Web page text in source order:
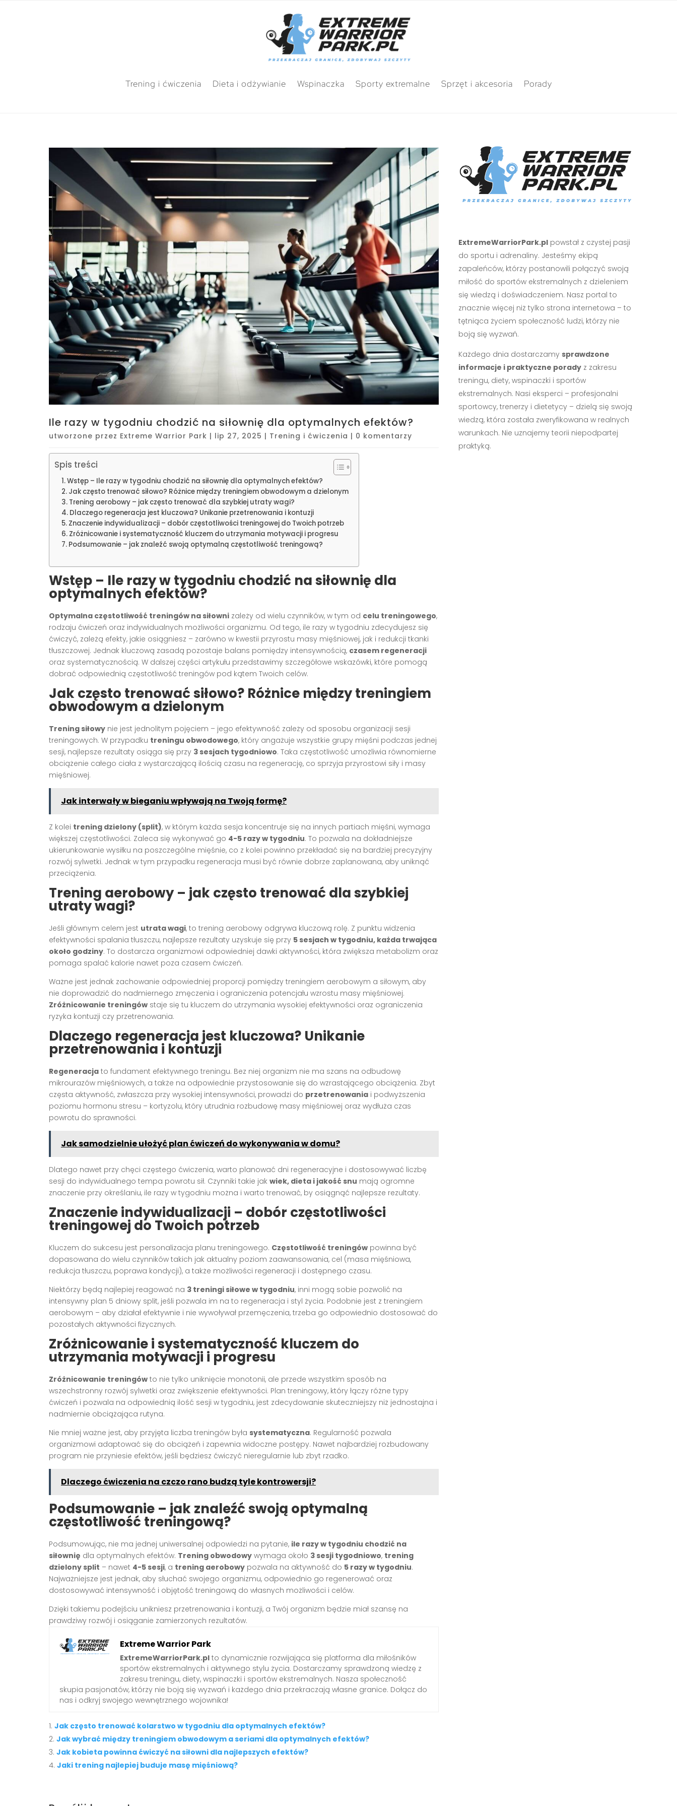
Trening i ćwiczenia Dieta i odżywianie Wspinaczka Sporty extremalne Sprzęt i akcesoria Porady
Ile razy w tygodniu chodzić na siłownię dla optymalnych efektów?
utworzone przez Extreme Warrior Park | lip 27, 2025 | Trening i ćwiczenia | 0 komentarzy
Spis treści
Wstęp – Ile razy w tygodniu chodzić na siłownię dla optymalnych efektów?
Jak często trenować siłowo? Różnice między treningiem obwodowym a dzielonym
Trening aerobowy – jak często trenować dla szybkiej utraty wagi?
Dlaczego regeneracja jest kluczowa? Unikanie przetrenowania i kontuzji
Znaczenie indywidualizacji – dobór częstotliwości treningowej do Twoich potrzeb
Zróżnicowanie i systematyczność kluczem do utrzymania motywacji i progresu
Podsumowanie – jak znaleźć swoją optymalną częstotliwość treningową?
Wstęp – Ile razy w tygodniu chodzić na siłownię dla
optymalnych efektów?
Optymalna częstotliwość treningów na siłowni zależy od wielu czynników, w tym od celu treningowego,
rodzaju ćwiczeń oraz indywidualnych możliwości organizmu. Od tego, ile razy w tygodniu zdecydujesz się
ćwiczyć, zależą efekty, jakie osiągniesz – zarówno w kwestii przyrostu masy mięśniowej, jak i redukcji tkanki
tłuszczowej. Jednak kluczową zasadą pozostaje balans pomiędzy intensywnością, czasem regeneracji
oraz systematycznością. W dalszej części artykułu przedstawimy szczegółowe wskazówki, które pomogą
dobrać odpowiednią częstotliwość treningów pod kątem Twoich celów.
Jak często trenować siłowo? Różnice między treningiem
obwodowym a dzielonym
Trening siłowy nie jest jednolitym pojęciem – jego efektywność zależy od sposobu organizacji sesji
treningowych. W przypadku treningu obwodowego, który angażuje wszystkie grupy mięśni podczas jednej
sesji, najlepsze rezultaty osiąga się przy 3 sesjach tygodniowo. Taka częstotliwość umożliwia równomierne
obciążenie całego ciała z wystarczającą ilością czasu na regenerację, co sprzyja przyrostowi siły i masy
mięśniowej.
Jak interwały w bieganiu wpływają na Twoją formę?
Z kolei trening dzielony (split), w którym każda sesja koncentruje się na innych partiach mięśni, wymaga
większej częstotliwości. Zaleca się wykonywać go 4-5 razy w tygodniu. To pozwala na dokładniejsze
ukierunkowanie wysiłku na poszczególne mięśnie, co z kolei powinno przekładać się na bardziej precyzyjny
rozwój sylwetki. Jednak w tym przypadku regeneracja musi być równie dobrze zaplanowana, aby uniknąć
przeciążenia.
Trening aerobowy – jak często trenować dla szybkiej
utraty wagi?
Jeśli głównym celem jest utrata wagi, to trening aerobowy odgrywa kluczową rolę. Z punktu widzenia
efektywności spalania tłuszczu, najlepsze rezultaty uzyskuje się przy 5 sesjach w tygodniu, każda trwająca
około godziny. To dostarcza organizmowi odpowiedniej dawki aktywności, która zwiększa metabolizm oraz
pomaga spalać kalorie nawet poza czasem ćwiczeń.
Ważne jest jednak zachowanie odpowiedniej proporcji pomiędzy treningiem aerobowym a siłowym, aby
nie doprowadzić do nadmiernego zmęczenia i ograniczenia potencjału wzrostu masy mięśniowej.
Zróżnicowanie treningów staje się tu kluczem do utrzymania wysokiej efektywności oraz ograniczenia
ryzyka kontuzji czy przetrenowania.
Dlaczego regeneracja jest kluczowa? Unikanie
przetrenowania i kontuzji
Regeneracja to fundament efektywnego treningu. Bez niej organizm nie ma szans na odbudowę
mikrourazów mięśniowych, a także na odpowiednie przystosowanie się do wzrastającego obciążenia. Zbyt
częsta aktywność, zwłaszcza przy wysokiej intensywności, prowadzi do przetrenowania i podwyższenia
poziomu hormonu stresu – kortyzolu, który utrudnia rozbudowę masy mięśniowej oraz wydłuża czas
powrotu do sprawności.
Jak samodzielnie ułożyć plan ćwiczeń do wykonywania w domu?
Dlatego nawet przy chęci częstego ćwiczenia, warto planować dni regeneracyjne i dostosowywać liczbę
sesji do indywidualnego tempa powrotu sił. Czynniki takie jak wiek, dieta i jakość snu mają ogromne
znaczenie przy określaniu, ile razy w tygodniu można i warto trenować, by osiągnąć najlepsze rezultaty.
Znaczenie indywidualizacji – dobór częstotliwości
treningowej do Twoich potrzeb
Kluczem do sukcesu jest personalizacja planu treningowego. Częstotliwość treningów powinna być
dopasowana do wielu czynników takich jak aktualny poziom zaawansowania, cel (masa mięśniowa,
redukcja tłuszczu, poprawa kondycji), a także możliwości regeneracji i dostępnego czasu.
Niektórzy będą najlepiej reagować na 3 treningi siłowe w tygodniu, inni mogą sobie pozwolić na
intensywny plan 5 dniowy split, jeśli pozwala im na to regeneracja i styl życia. Podobnie jest z treningiem
aerobowym – aby działał efektywnie i nie wywoływał przemęczenia, trzeba go odpowiednio dostosować do
pozostałych aktywności fizycznych.
Zróżnicowanie i systematyczność kluczem do
utrzymania motywacji i progresu
Zróżnicowanie treningów to nie tylko uniknięcie monotonii, ale przede wszystkim sposób na
wszechstronny rozwój sylwetki oraz zwiększenie efektywności. Plan treningowy, który łączy różne typy
ćwiczeń i pozwala na odpowiednią ilość sesji w tygodniu, jest zdecydowanie skuteczniejszy niż jednostajna i
nadmiernie obciążająca rutyna.
Nie mniej ważne jest, aby przyjęta liczba treningów była systematyczna. Regularność pozwala
organizmowi adaptować się do obciążeń i zapewnia widoczne postępy. Nawet najbardziej rozbudowany
program nie przyniesie efektów, jeśli będziesz ćwiczyć nieregularnie lub zbyt rzadko.
Dlaczego ćwiczenia na czczo rano budzą tyle kontrowersji?
Podsumowanie – jak znaleźć swoją optymalną
częstotliwość treningową?
Podsumowując, nie ma jednej uniwersalnej odpowiedzi na pytanie, ile razy w tygodniu chodzić na
siłownię dla optymalnych efektów. Trening obwodowy wymaga około 3 sesji tygodniowo, trening
dzielony split – nawet 4-5 sesji, a trening aerobowy pozwala na aktywność do 5 razy w tygodniu.
Najważniejsze jest jednak, aby słuchać swojego organizmu, odpowiednio go regenerować oraz
dostosowywać intensywność i objętość treningową do własnych możliwości i celów.
Dzięki takiemu podejściu unikniesz przetrenowania i kontuzji, a Twój organizm będzie miał szansę na
prawdziwy rozwój i osiąganie zamierzonych rezultatów.
Extreme Warrior Park
ExtremeWarriorPark.pl to dynamicznie rozwijająca się platforma dla miłośników
sportów ekstremalnych i aktywnego stylu życia. Dostarczamy sprawdzoną wiedzę z
zakresu treningu, diety, wspinaczki i sportów ekstremalnych. Nasza społeczność
skupia pasjonatów, którzy nie boją się wyzwań i każdego dnia przekraczają własne granice. Dołącz do
nas i odkryj swojego wewnętrznego wojownika!
Jak często trenować kolarstwo w tygodniu dla optymalnych efektów?
Jak wybrać między treningiem obwodowym a seriami dla optymalnych efektów?
Jak kobieta powinna ćwiczyć na siłowni dla najlepszych efektów?
Jaki trening najlepiej buduje masę mięśniową?
ExtremeWarriorPark.plpowstał z czystej pasji
do sportu i adrenaliny. Jesteśmy ekipą
zapaleńców, którzy postanowili połączyć swoją
miłość do sportów ekstremalnych z dzieleniem
się wiedzą i doświadczeniem. Nasz portal to
znacznie więcej niż tylko strona internetowa – to
tętniąca życiem społeczność ludzi, którzy nie
boją się wyzwań.
Każdego dnia dostarczamy sprawdzone
informacje i praktyczne poradyz zakresu
treningu, diety, wspinaczki i sportów
ekstremalnych. Nasi eksperci – profesjonalni
sportowcy, trenerzy i dietetycy – dzielą się swoją
wiedzą, która została zweryfikowana w realnych
warunkach. Nie uznajemy teorii niepodpartej
praktyką.